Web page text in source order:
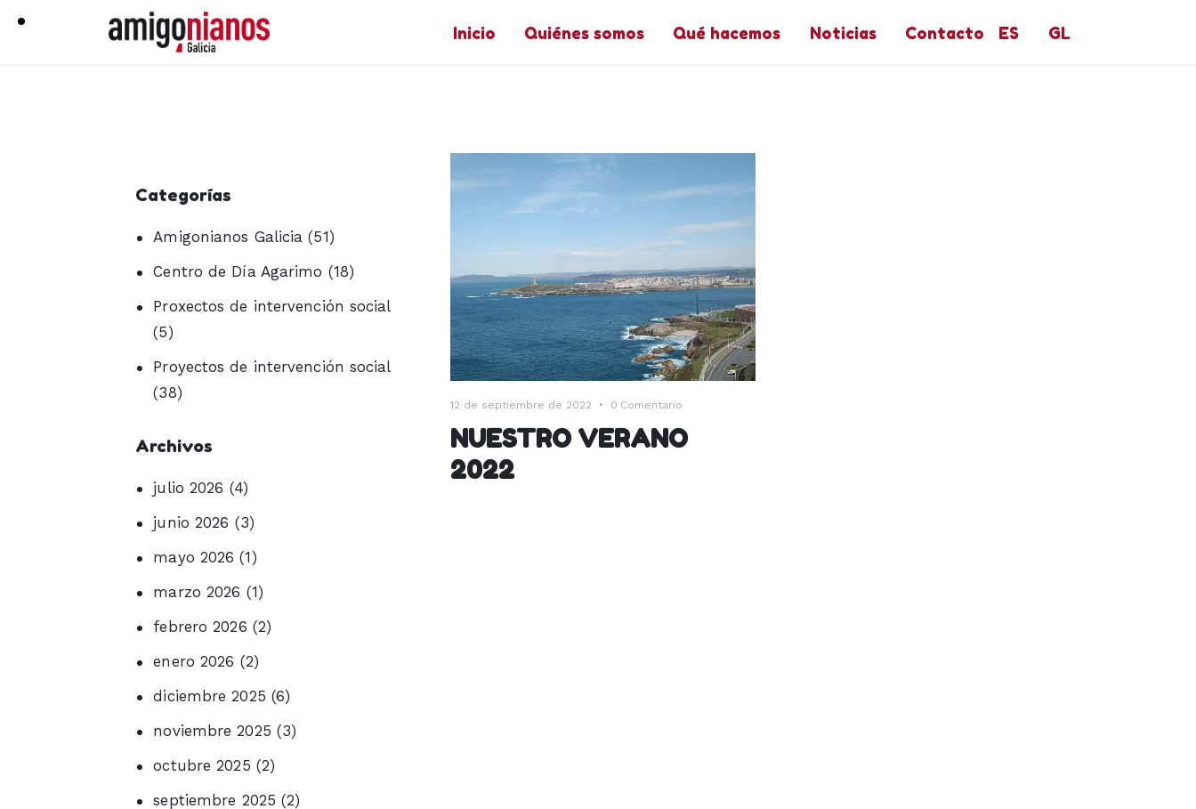
Inicio Quiénes somos Qué hacemos Noticias Contacto ES GL
12 de septiembre de 2022 0 Comentario
NUESTRO VERANO
2022
Categorías
Amigonianos Galicia (51)
Centro de Día Agarimo (18)
Proxectos de intervención social
(5)
Proyectos de intervención social
(38)
Archivos
julio 2026 (4)
junio 2026 (3)
mayo 2026 (1)
marzo 2026 (1)
febrero2026 (2)
enero 2026 (2)
diciembre2025 (6)
noviembre2025 (3)
octubre2025 (2)
septiembre 2025 (2)